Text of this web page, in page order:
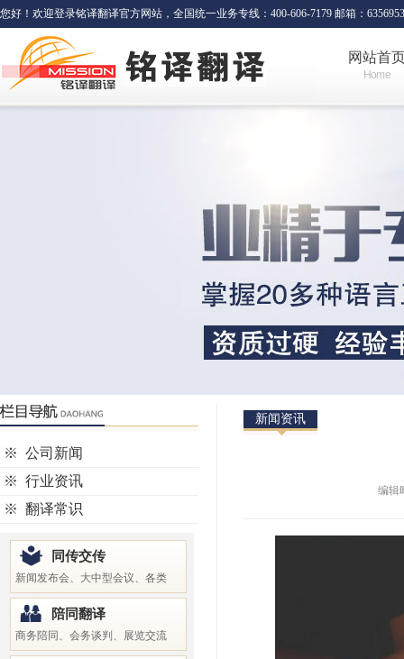
您好！欢迎登录铭译翻译官方网站，全国统一业务专线：400-606-7179 邮箱：
网站首
Home
※ 公司新闻
※ 行业资讯
※ 翻译常识
同传交传
新闻发布会、大中型会议、各类
陪同翻译
商务陪同、会务谈判、展览交流
新闻资讯
编辑